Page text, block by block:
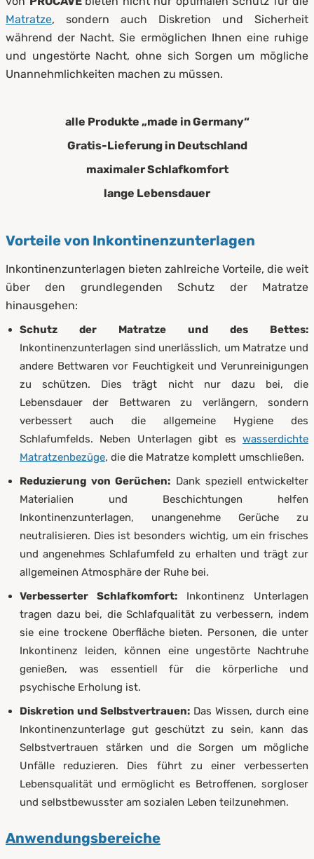
Matratzeöffnet in neuem Fenster
, sondern auch Diskretion und Sicherheit
während der Nacht. Sie ermöglichen Ihnen eine ruhige
und ungestörte Nacht, ohne sich Sorgen um mögliche
Unannehmlichkeiten machen zu müssen.
alle Produkte „made in Germany“
Gratis-Lieferung in Deutschland
maximaler Schlafkomfort
lange Lebensdauer
Vorteile von Inkontinenzunterlagen
Inkontinenzunterlagen bieten zahlreiche Vorteile, die weit
über den grundlegenden Schutz der Matratze
hinausgehen:
Schutz der Matratze und des Bettes:
Inkontinenzunterlagen sind unerlässlich, um Matratze und
andere Bettwaren vor Feuchtigkeit und Verunreinigungen
zu schützen. Dies trägt nicht nur dazu bei, die
Lebensdauer der Bettwaren zu verlängern, sondern
verbessert auch die allgemeine Hygiene des
Schlafumfelds. Neben Unterlagen gibt es wasserdichte
Matratzenbezügeöffnet in neuem Fenster
, die die Matratze komplett umschließen.
Reduzierung von Gerüchen: Dank speziell entwickelter
Materialien und Beschichtungen helfen
Inkontinenzunterlagen, unangenehme Gerüche zu
neutralisieren. Dies ist besonders wichtig, um ein frisches
und angenehmes Schlafumfeld zu erhalten und trägt zur
allgemeinen Atmosphäre der Ruhe bei.
Verbesserter Schlafkomfort: Inkontinenz Unterlagen
tragen dazu bei, die Schlafqualität zu verbessern, indem
sie eine trockene Oberfläche bieten. Personen, die unter
Inkontinenz leiden, können eine ungestörte Nachtruhe
genießen, was essentiell für die körperliche und
psychische Erholung ist.
Diskretion und Selbstvertrauen: Das Wissen, durch eine
Inkontinenzunterlage gut geschützt zu sein, kann das
Selbstvertrauen stärken und die Sorgen um mögliche
Unfälle reduzieren. Dies führt zu einer verbesserten
Lebensqualität und ermöglicht es Betroffenen, sorgloser
und selbstbewusster am sozialen Leben teilzunehmen.
Anwendungsbereiche